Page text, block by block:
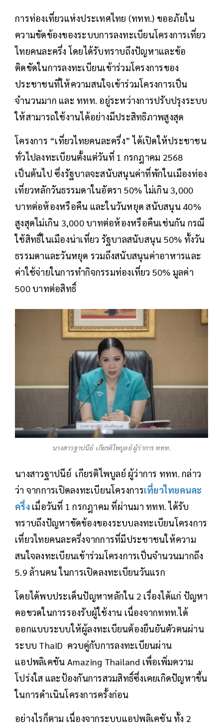
การท่องเที่ยวแห่งประเทศไทย (ททท.) ขออภัยใน
ความขัดข้องของระบบการลงทะเบียนโครงการเที่ยว
ไทยคนละครึ่ง โดยได้รับทราบถึงปัญหาและข้อ
ติดขัดในการลงทะเบียนเข้าร่วมโครงการของ
ประชาชนที่ให้ความสนใจเข้าร่วมโครงการเป็น
จำนวนมาก และ ททท. อยู่ระหว่างการปรับปรุงระบบ
ให้สามารถใช้งานได้อย่างมีประสิทธิภาพสูงสุด
โครงการ “เที่ยวไทยคนละครึ่ง” ได้เปิดให้ประชาชน
ทั่วไปลงทะเบียนตั้งแต่วันที่ 1 กรกฎาคม 2568
เป็นต้นไป ซึ่งรัฐบาลจะสนับสนุนค่าที่พักในเมืองท่อง
เที่ยวหลักวันธรรมดาในอัตรา 50% ไม่เกิน 3,000
บาทต่อห้องหรือคืน และในวันหยุด สนับสนุน 40%
สูงสุดไม่เกิน 3,000 บาทต่อห้องหรือคืนเช่นกัน กรณี
ใช้สิทธิ์ในเมืองน่าเที่ยว รัฐบาลสนับสนุน 50% ทั้งวัน
ธรรมดาและวันหยุด รวมถึงสนับสนุนค่าอาหารและ
ค่าใช้จ่ายในการทำกิจกรรมท่องเที่ยว 50% มูลค่า
500 บาทต่อสิทธิ์
นางสาวฐาปนีย์ เกียรติไพบูลย์ ผู้ว่าการ ททท.
นางสาวฐาปนีย์ เกียรติไพบูลย์ ผู้ว่าการ ททท. กล่าว
ว่า จากการเปิดลงทะเบียนโครงการเที่ยวไทยคนละ
ครึ่งเมื่อวันที่ 1 กรกฎาคม ที่ผ่านมา ททท. ได้รับ
ทราบถึงปัญหาขัดข้องของระบบลงทะเบียนโครงการ
เที่ยวไทยคนละครึ่งจากการที่มีประชาชนให้ความ
สนใจลงทะเบียนเข้าร่วมโครงการเป็นจำนวนมากถึง
5.9 ล้านคน ในการเปิดลงทะเบียนวันแรก
โดยได้พบประเด็นปัญหาหลักใน 2 เรื่องได้แก่ ปัญหา
คอขวดในการรองรับผู้ใช้งาน เนื่องจากททท.ได้
ออกแบบระบบให้ผู้ลงทะเบียนต้องยืนยันตัวตนผ่าน
ระบบ ThaID ควบคู่กับการลงทะเบียนผ่าน
แอปพลิเคชัน Amazing Thailand เพื่อเพิ่มความ
โปร่งใส และป้องกันการสวมสิทธิ์ซึ่งเคยเกิดปัญหาขึ้น
ในการดำเนินโครงการครั้งก่อน
อย่างไรก็ตาม เนื่องจากระบบแอปพลิเคชัน ทั้ง 2